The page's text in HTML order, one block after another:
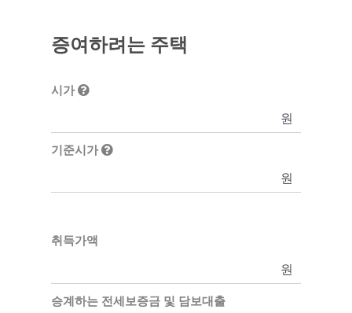
증여하려는 주택
시가
원
기준시가
원
취득가액
원
승계하는 전세보증금 및 담보대출